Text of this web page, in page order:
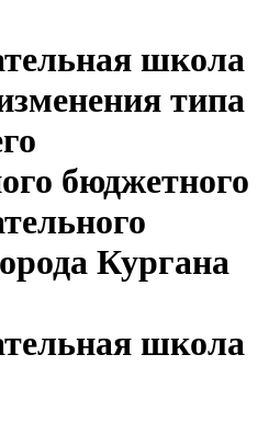
школа
типа
бюджетного
Кургана
школа